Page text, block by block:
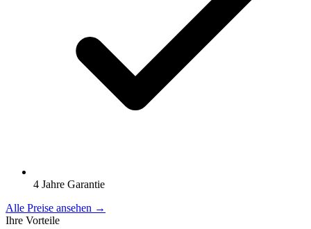
4 Jahre Garantie
Alle Preise ansehen →
Ihre Vorteile